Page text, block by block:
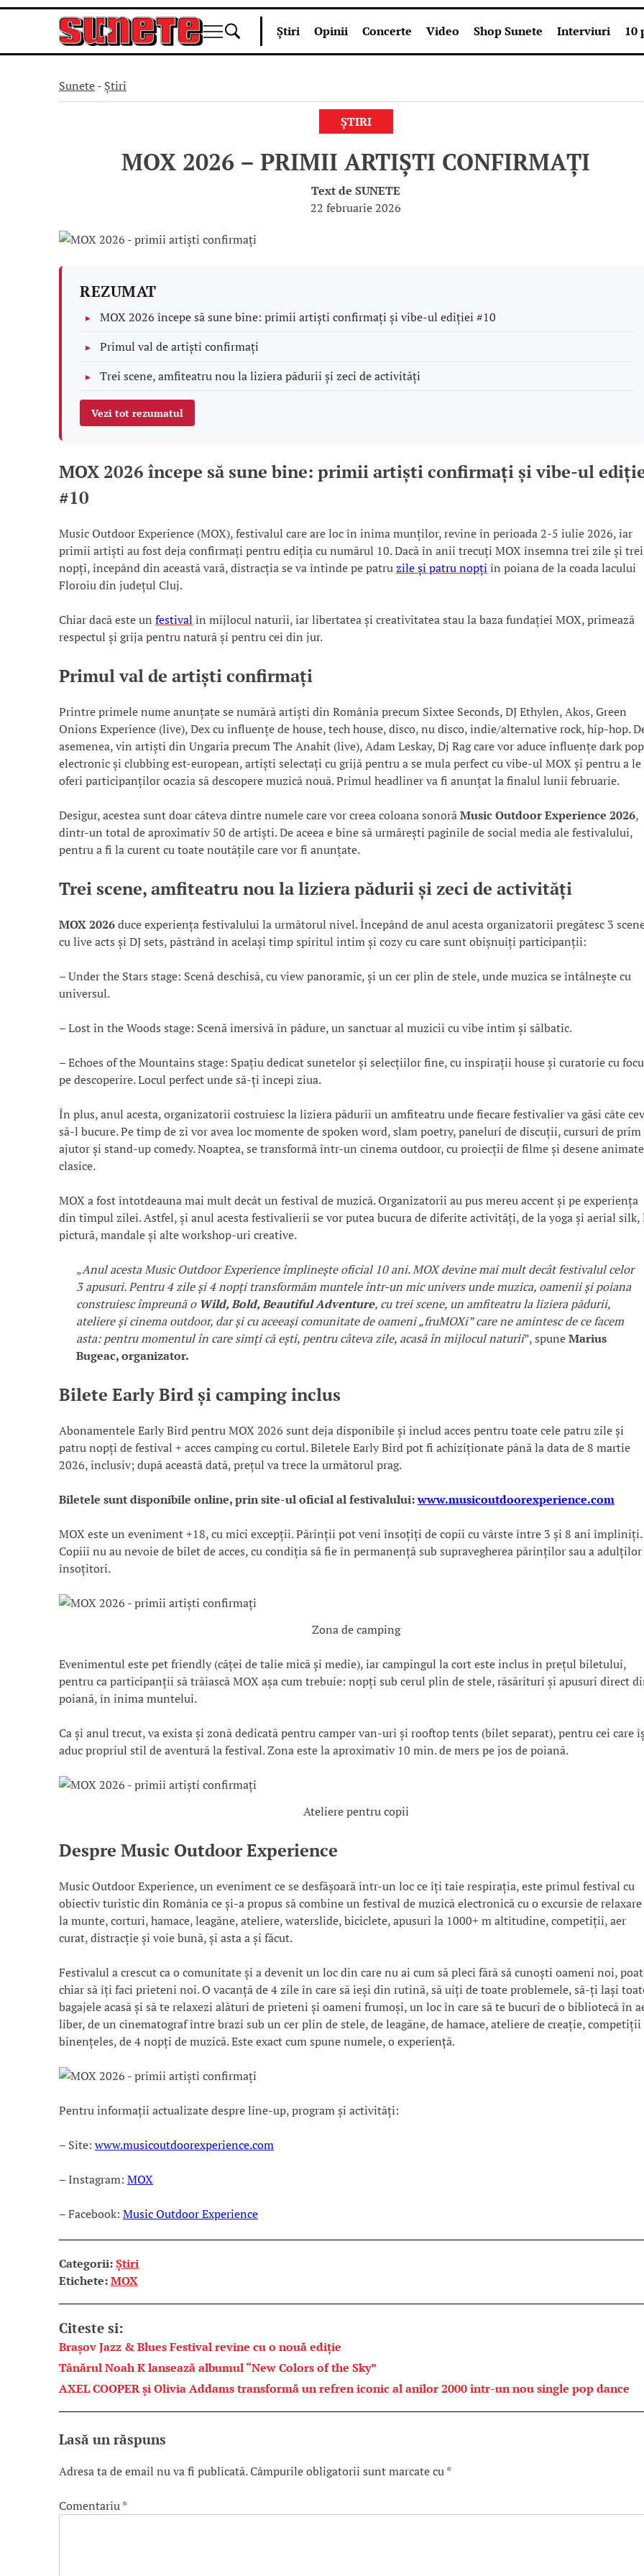
content
Știri Opinii Concerte Video Shop Sunete Interviuri 10
Sunete- Știri
ȘTIRI
MOX 2026 – PRIMII ARTIȘTI CONFIRMAȚI
Text de SUNETE
22 februarie 2026
REZUMAT
MOX 2026 începe să sune bine: primii artiști confirmați și vibe-ul ediției #10
Primul val de artiști confirmați
Trei scene, amfiteatru nou la liziera pădurii și zeci de activități
Vezi tot rezumatul
MOX 2026 începe să sune bine: primii artiști confirmați și vibe-ul
#10
Music Outdoor Experience (MOX), festivalul care are loc în inima munților, revine în perioada 2-5 iulie 2026, iar
primii artiști au fost deja confirmați pentru ediția cu numărul 10. Dacă în anii trecuți MOX însemna trei zile și trei
nopți, începând din această vară, distracția se va întinde pe patruzile și patru nopți în poiana de la coada lacului
Floroiu din județul Cluj.
Chiar dacă este un festival în mijlocul naturii, iar libertatea și creativitatea stau la baza fundației MOX, primează
respectul și grija pentru natură și pentru cei din jur.
Primul val de artiști confirmați
Printre primele nume anunțate se numără artiști din România precum Sixtee Seconds, DJ Ethylen, Akos, Green
Onions Experience (live), Dex cu influențe de house, tech house, disco, nu disco, indie/alternative rock, hip-hop.
asemenea, vin artiști din Ungaria precum The Anahit (live), Adam Leskay, Dj Rag care vor aduce influențe dark
electronic și clubbing est-european, artiști selectați cu grijă pentru a se mula perfect cu vibe-ul MOX și pentru a le
oferi participanților ocazia să descopere muzică nouă. Primul headliner va fi anunțat la finalul lunii februarie.
Desigur, acestea sunt doar câteva dintre numele care vor creea coloana sonorăMusic Outdoor Experience 2026,
dintr-un total de aproximativ 50 de artiști. De aceea e bine să urmărești paginile de social media ale festivalului,
pentru a fi la curent cu toate noutățile care vor fi anunțate.
Trei scene, amfiteatru nou la liziera pădurii și zeci de activități
MOX 2026duce experiența festivalului la următorul nivel. Începând de anul acesta organizatorii pregătesc 3
cu live acts și DJ sets, păstrând în același timp spiritul intim și cozy cu care sunt obișnuiți participanții:
– Under the Stars stage: Scenă deschisă, cu view panoramic, şi un cer plin de stele, unde muzica se întâlneşte cu
universul.
– Lost in the Woods stage: Scenă imersivă în pădure, un sanctuar al muzicii cu vibe intim și sălbatic.
– Echoes of the Mountains stage: Spațiu dedicat sunetelor și selecțiilor fine, cu inspirații house și curatorie cu
pe descoperire. Locul perfect unde să-ți începi ziua.
În plus, anul acesta, organizatorii costruiesc la liziera pădurii un amfiteatru unde fiecare festivalier va găsi câte
să-l bucure. Pe timp de zi vor avea loc momente de spoken word, slam poetry, paneluri de discuții, cursuri de prim
ajutor și stand-up comedy. Noaptea, se transformă într-un cinema outdoor, cu proiecții de filme și desene animate
clasice.
MOX a fost întotdeauna mai mult decât un festival de muzică. Organizatorii au pus mereu accent și pe experiența
din timpul zilei. Astfel, și anul acesta festivalierii se vor putea bucura de diferite activități, de la yoga și aerial silk,
pictură, mandale și alte workshop-uri creative.
„Anul acesta Music Outdoor Experience împlinește oficial 10 ani. MOX devine mai mult decât festivalul celor
3 apusuri. Pentru 4 zile și 4 nopți transformăm muntele într-un mic univers unde muzica, oamenii și poiana
construiesc împreună o Wild, Bold, Beautiful Adventure, cu trei scene, un amfiteatru la liziera pădurii,
ateliere și cinema outdoor, dar și cu aceeași comunitate de oameni „fruMOXi” care ne amintesc de ce facem
asta: pentru momentul în care simți că ești, pentru câteva zile, acasă în mijlocul naturii”, spuneMarius
Bugeac, organizator.
Bilete Early Bird și camping inclus
Abonamentele Early Bird pentru MOX 2026 sunt deja disponibile și includ acces pentru toate cele patru zile și
patru nopți de festival + acces camping cu cortul. Biletele Early Bird pot fi achiziționate până la data de 8 martie
2026, inclusiv; după această dată, prețul va trece la următorul prag.
Biletele sunt disponibile online, prin site-ul oficial al festivalului:www.musicoutdoorexperience.com
MOX este un eveniment +18, cu mici excepții. Părinții pot veni însoțiți de copii cu vârste între 3 și 8 ani împliniți.
Copiii nu au nevoie de bilet de acces, cu condiția să fie în permanență sub supravegherea părinților sau a adulților
însoțitori.
Zona de camping
Evenimentul este pet friendly (căței de talie mică și medie), iar campingul la cort este inclus în prețul biletului,
pentru ca participanții să trăiască MOX așa cum trebuie: nopți sub cerul plin de stele, răsărituri și apusuri direct
poiană, în inima muntelui.
Ca și anul trecut, va exista și zonă dedicată pentru camper van-uri și rooftop tents (bilet separat), pentru cei care
aduc propriul stil de aventură la festival. Zona este la aproximativ 10 min. de mers pe jos de poiană.
Ateliere pentru copii
Despre Music Outdoor Experience
Music Outdoor Experience, un eveniment ce se desfășoară într-un loc ce îți taie respirația, este primul festival cu
obiectiv turistic din România ce și-a propus să combine un festival de muzică electronică cu o excursie de relaxare
la munte, corturi, hamace, leagăne, ateliere, waterslide, biciclete, apusuri la 1000+ m altitudine, competiții, aer
curat, distracție și voie bună, și asta a și făcut.
Festivalul a crescut ca o comunitate și a devenit un loc din care nu ai cum să pleci fără să cunoști oameni noi,
chiar să îți faci prieteni noi. O vacanță de 4 zile în care să ieși din rutină, să uiți de toate problemele, să-ți lași
bagajele acasă și să te relaxezi alături de prieteni și oameni frumoși, un loc în care să te bucuri de o bibliotecă în
liber, de un cinematograf între brazi sub un cer plin de stele, de leagăne, de hamace, ateliere de creație, competiții
binențeles, de 4 nopți de muzică. Este exact cum spune numele, o experiență.
Pentru informații actualizate despre line-up, program și activități:
– Site: www.musicoutdoorexperience.com
– Instagram: MOX
– Facebook: Music Outdoor Experience
Categorii:Știri
Etichete:MOX
Citeste si:
Brașov Jazz & Blues Festival revine cu o nouă ediție
Tânărul Noah K lansează albumul “New Colors of the Sky”
AXEL COOPER și Olivia Addams transformă un refren iconic al anilor 2000 într-un nou single pop dance
Lasă un răspuns
Adresa ta de email nu va fi publicată.Câmpurile obligatorii sunt marcate cu*
Comentariu*